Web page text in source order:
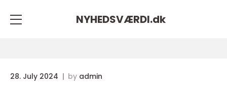
NYHEDSVÆRDI.dk
28. July 2024 by admin